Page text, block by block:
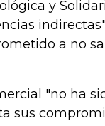
y
a no
"no ha
sus